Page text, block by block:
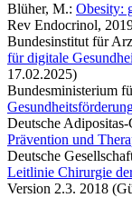
Blüher, M.: Obesity:
Rev Endocrinol,
Bundesinstitut für
für digitale
17.02.2025)
Bundesministerium
Deutsche Adipositas-
Prävention und
Deutsche
Leitlinie Chirurgie
Version 2.3. 2018